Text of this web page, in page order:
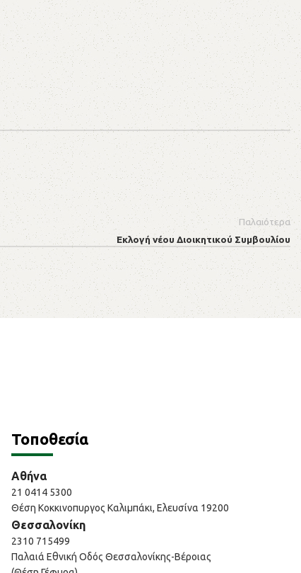
Παλαιότερα
Εκλογή νέου Διοικητικού Συμβουλίου
Τοποθεσία
Αθήνα
21 0414 5300
Θέση Κοκκινοπυργος Καλιμπάκι, Ελευσίνα 19200
Θεσσαλονίκη
2310 715499
Παλαιά Εθνική Οδός Θεσσαλονίκης-Βέροιας